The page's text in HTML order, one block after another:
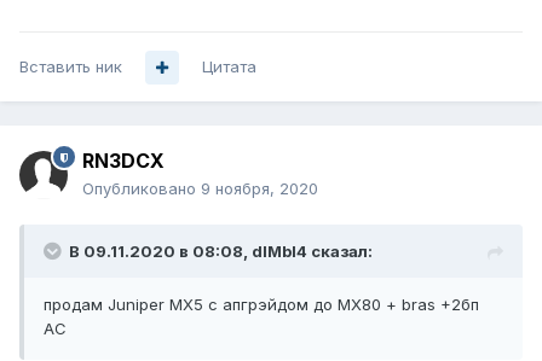
Вставить ник Цитата
RN3DCX
Опубликовано 9 ноября, 2020
В 09.11.2020 в 08:08, dIMbI4 сказал:
продам Juniper MX5 c апгрэйдом до МХ80 + bras +2бп
AC